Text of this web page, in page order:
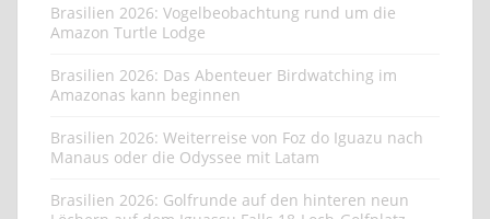
Brasilien 2026: Vogelbeobachtung rund um die
Amazon Turtle Lodge
Brasilien 2026: Das Abenteuer Birdwatching im
Amazonas kann beginnen
Brasilien 2026: Weiterreise von Foz do Iguazu nach
Manaus oder die Odyssee mit Latam
Brasilien 2026: Golfrunde auf den hinteren neun